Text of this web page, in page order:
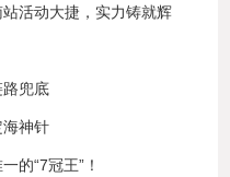
活动大捷，实力铸就辉
兜底
神针
的“7冠王”！